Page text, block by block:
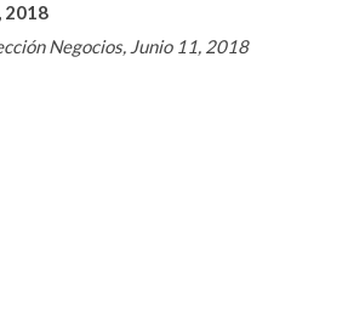
2018
Negocios, Junio 11, 2018